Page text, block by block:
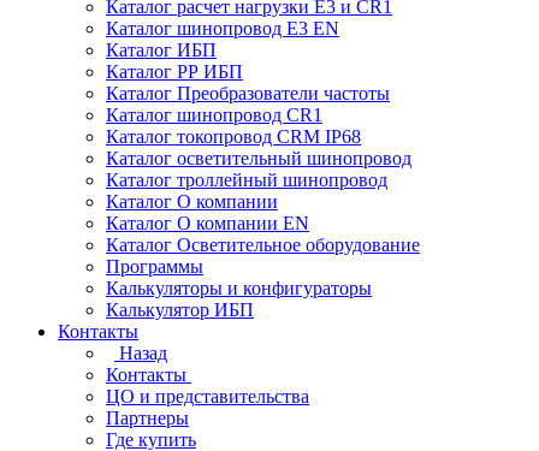
Каталог расчет нагрузки Е3 и CR1
Каталог шинопровод E3 EN
Каталог ИБП
Каталог РР ИБП
Каталог Преобразователи частоты
Каталог шинопровод CR1
Каталог токопровод CRM IP68
Каталог осветительный шинопровод
Каталог троллейный шинопровод
Каталог О компании
Каталог О компании EN
Каталог Осветительное оборудование
Программы
Калькуляторы и конфигураторы
Калькулятор ИБП
Контакты
Назад
Контакты
ЦО и представительства
Партнеры
Где купить